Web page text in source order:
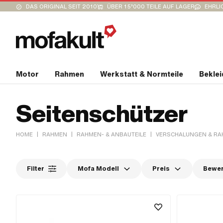
DAS ORIGINAL SEIT 2010 ÜBER 15’000 TEILE AUF LAGER
Motor Rahmen Werkstatt & Normteile
Seitenschützer
HOME | RAHMEN | RAHMEN- & ANBAUTEILE | VERSCHALUNGEN &
Filter Mofa Modell Preis